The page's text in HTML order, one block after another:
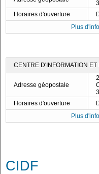
Horaires d'ouverture
Plus
CENTRE D'INFORMATION
Adresse géopostale
Horaires d'ouverture
Plus
CIDF